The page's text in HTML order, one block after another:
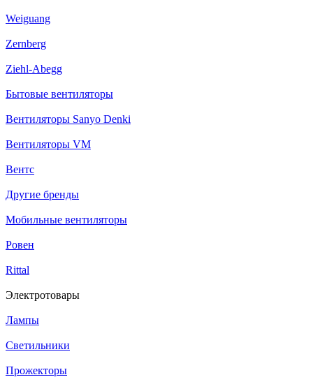
Weiguang
Zernberg
Ziehl-Abegg
Бытовые вентиляторы
Вентиляторы Sanyo Denki
Вентиляторы VM
Вентс
Другие бренды
Мобильные вентиляторы
Ровен
Rittal
Электротовары
Лампы
Светильники
Прожекторы